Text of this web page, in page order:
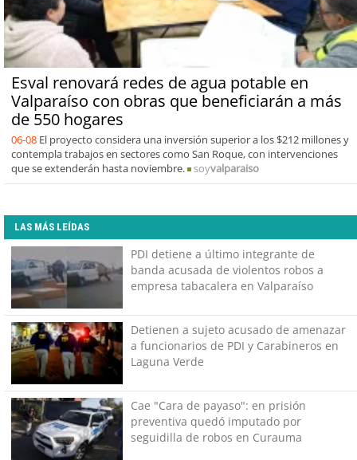
Esval renovará redes de agua potable en
Valparaíso con obras que beneficiarán a más
de 550 hogares
06-08 El proyecto considera una inversión superior a los $212 millones y
contempla trabajos en sectores como San Roque, con intervenciones
que se extenderán hasta noviembre.
soyvalparaiso
LAS MÁS LEÍDAS
PDI detiene a último integrante de
banda acusada de violentos robos a
empresa tabacalera en Valparaíso
Detienen a sujeto acusado de amenazar
a funcionarios de PDI y Carabineros en
Laguna Verde
Cae "Cara de payaso": en prisión
preventiva quedó imputado por
seguidilla de robos en Curauma